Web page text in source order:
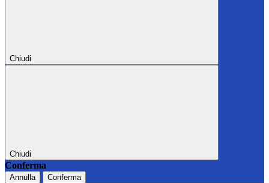
Chiudi
Chiudi
Conferma
Annulla Conferma